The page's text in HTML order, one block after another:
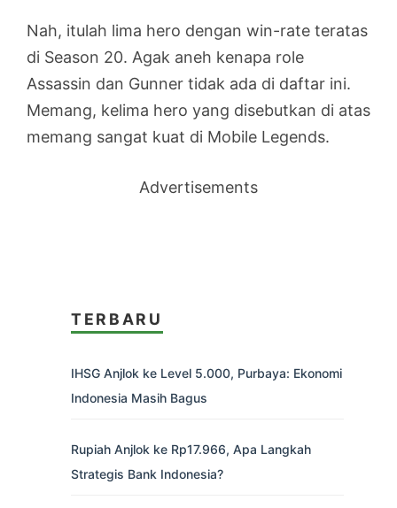
Nah, itulah lima hero dengan win-rate teratas
di Season 20. Agak aneh kenapa role
Assassin dan Gunner tidak ada di daftar ini.
Memang, kelima hero yang disebutkan di atas
memang sangat kuat di Mobile Legends.
Advertisements
TERBARU
IHSG Anjlok ke Level 5.000, Purbaya: Ekonomi
Indonesia Masih Bagus
Rupiah Anjlok ke Rp17.966, Apa Langkah
Strategis Bank Indonesia?